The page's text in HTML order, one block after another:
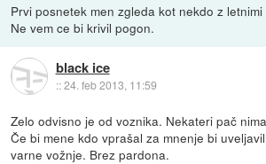
Prvi posnetek men zgleda kot nekdo z letnimi
Ne vem ce bi krivil pogon.
black ice
::24. feb 2013, 11:59
Zelo odvisno je od voznika. Nekateri pač
Če bi mene kdo vprašal za mnenje bi
varne vožnje. Brez pardona.